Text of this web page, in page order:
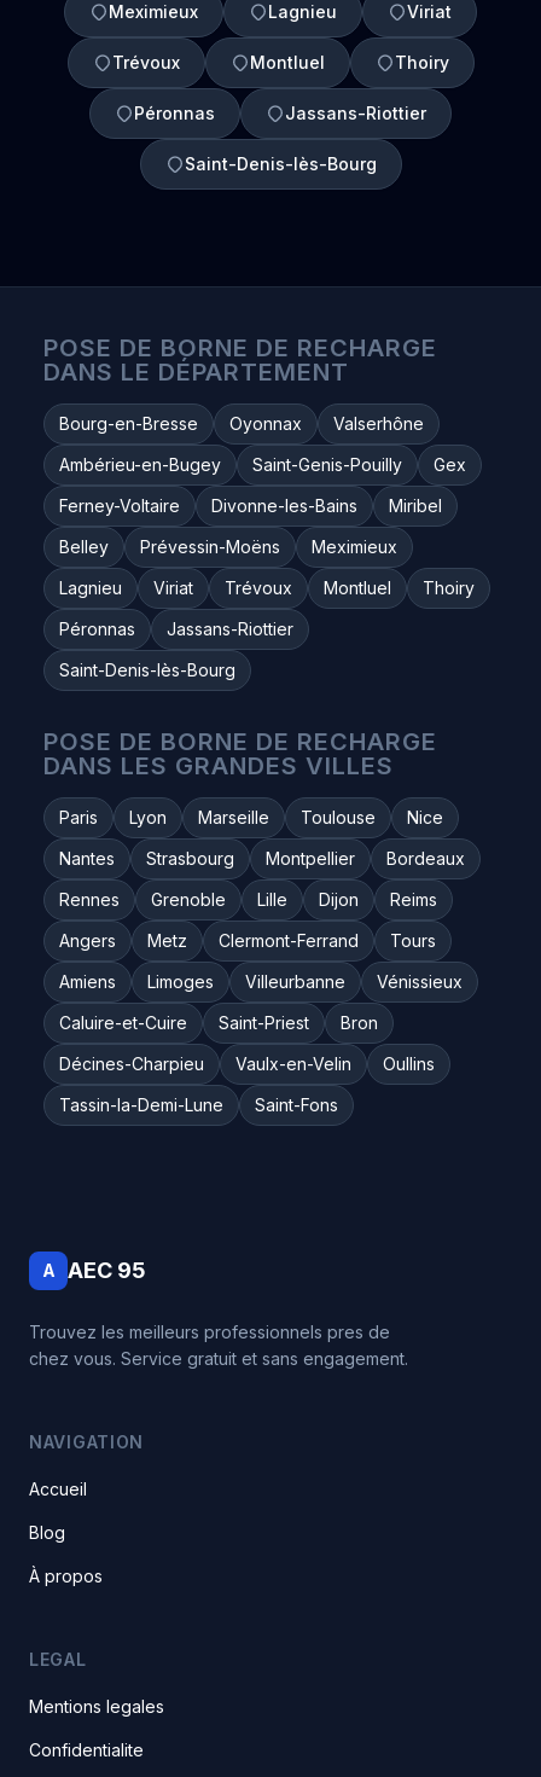
Meximieux Lagnieu Viriat
Trévoux Montluel Thoiry
Péronnas Jassans-Riottier
Saint-Denis-lès-Bourg
POSE DE BORNE DE RECHARGE
DANS LE DÉPARTEMENT
Bourg-en-Bresse Oyonnax
Valserhône
Ambérieu-en-Bugey
Saint-Genis-Pouilly
Gex
Ferney-Voltaire
Divonne-les-Bains
Miribel
Belley
Prévessin-Moëns
Meximieux
Lagnieu
Viriat Trévoux Montluel
Thoiry
Péronnas
Jassans-Riottier
Saint-Denis-lès-Bourg
POSE DE BORNE DE RECHARGE
DANS LES GRANDES VILLES
Paris Lyon Marseille Toulouse
Nice
Nantes
Strasbourg Montpellier
Bordeaux
Rennes
Grenoble Lille Dijon
Reims
Angers
Metz Clermont-Ferrand
Tours
Amiens
Limoges Villeurbanne
Vénissieux
Caluire-et-Cuire
Saint-Priest
Bron
Décines-Charpieu
Vaulx-en-Velin
Oullins
Tassin-la-Demi-Lune
Saint-Fons
A AEC 95
Trouvez les meilleurs professionnels pres de
chez vous. Service gratuit et sans engagement.
NAVIGATION
Accueil
Blog
À propos
LEGAL
Mentions legales
Confidentialite